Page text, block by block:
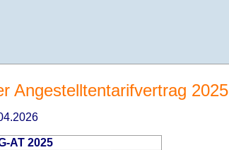
Angestelltentarifvertrag 2025
AT 2025